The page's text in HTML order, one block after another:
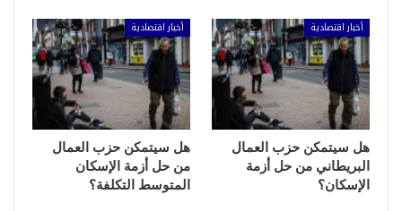
أخبار اقتصادية
هل سيتمكن حزب العمال
البريطاني من حل أزمة
الإسكان؟
أخبار اقتصادية
هل سيتمكن حزب العمال
من حل أزمة الإسكان
المتوسط التكلفة؟